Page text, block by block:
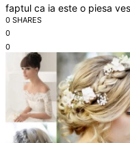
faptul ca ia este o piesa
0 SHARES
0
0